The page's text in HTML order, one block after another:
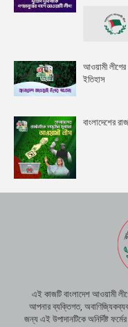
আওয়ামী লীগের
ইতিহাস
বাংলাদেশের
এই কাজটি বাংলাদেশ আওয়ামী
আপনার ব্যক্তিগত,
জন্য এই উপাদানটিকে অনির্দিষ্ট